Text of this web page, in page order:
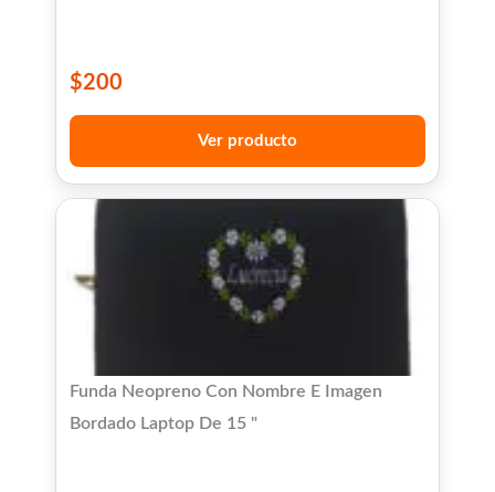
$200
Ver producto
Funda Neopreno Con Nombre E Imagen
Bordado Laptop De 15 "